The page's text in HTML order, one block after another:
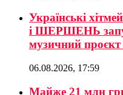
Українські
і ШЕРШЕНЬ
музичний
06.08.2026, 17:59
Майже 21 млн